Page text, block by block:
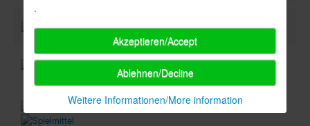
Preise-Awards
Branchen-/Wirtschaftsnews
Crowdfunding
Veranstaltungen-Events
.
Akzeptieren/Accept
Ablehnen/Decline
Weitere Informationen/More information